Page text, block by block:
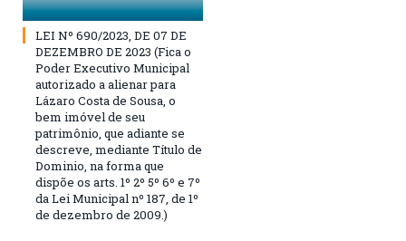
LEI Nº 690/2023, DE 07 DE
DEZEMBRO DE 2023 (Fica o
Poder Executivo Municipal
autorizado a alienar para
Lázaro Costa de Sousa, o
bem imóvel de seu
patrimônio, que adiante se
descreve, mediante Título de
Dominio, na forma que
dispõe os arts. 1º 2º 5º 6º e 7º
da Lei Municipal nº 187, de 1º
de dezembro de 2009.)